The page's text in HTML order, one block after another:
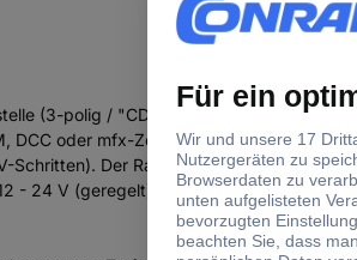
(3-polig / "CDE") zum Anschluss an
DCC oder mfx-Zentralen. Für Anlagen mit
Schritten). Der RailCom-Cutout des
- 24 V (geregelt) möglich.